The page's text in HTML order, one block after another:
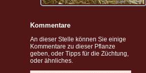
Kommentare
An dieser Stelle können Sie einige
Kommentare zu dieser Pflanze
geben, oder Tipps für die Züchtung,
oder ähnliches.